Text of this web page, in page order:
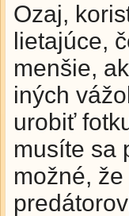
Ozaj,
lietajúce,
menšie,
iných
urobiť
musíte sa
možné,